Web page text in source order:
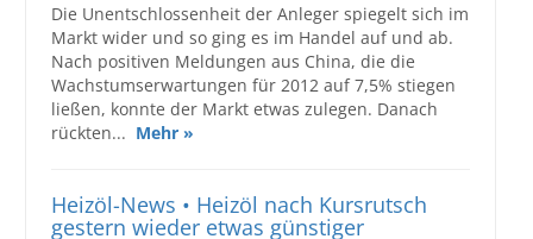
Die Unentschlossenheit der Anleger spiegelt sich im
Markt wider und so ging es im Handel auf und ab.
Nach positiven Meldungen aus China, die die
Wachstumserwartungen für 2012 auf 7,5% stiegen
ließen, konnte der Markt etwas zulegen. Danach
rückten... Mehr »
Heizöl-News • Heizöl nach Kursrutsch
gestern wieder etwas günstiger